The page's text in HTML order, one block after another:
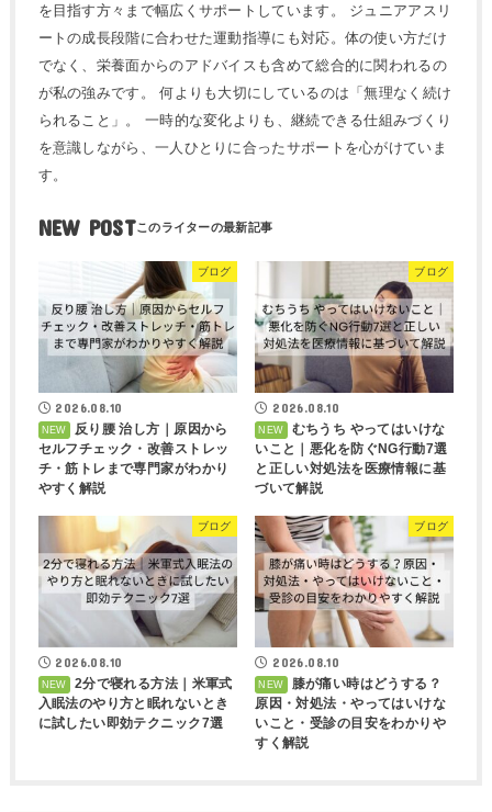
を目指す方々まで幅広くサポートしています。 ジュニアアスリ
ートの成長段階に合わせた運動指導にも対応。体の使い方だけ
でなく、栄養面からのアドバイスも含めて総合的に関われるの
が私の強みです。 何よりも大切にしているのは「無理なく続け
られること」。 一時的な変化よりも、継続できる仕組みづくり
を意識しながら、一人ひとりに合ったサポートを心がけていま
す。
NEW POST
ブログ
2026.08.10
反り腰 治し方｜原因から
セルフチェック・改善ストレッ
チ・筋トレまで専門家がわかり
やすく解説
ブログ
2026.08.10
むちうち やってはいけな
いこと｜悪化を防ぐNG行動7選
と正しい対処法を医療情報に基
づいて解説
ブログ
2026.08.10
2分で寝れる方法｜米軍式
入眠法のやり方と眠れないとき
に試したい即効テクニック7選
ブログ
2026.08.10
膝が痛い時はどうする？
原因・対処法・やってはいけな
いこと・受診の目安をわかりや
すく解説